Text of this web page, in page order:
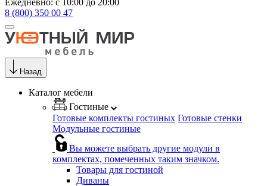
Ежедневно: с 10:00 до 20:00
8 (800) 350 00 47
Назад
Каталог мебели
Гостиные
Готовые комплекты гостиных Готовые стенки
Модульные гостиные
Вы можете выбрать другие модули в
комплектах, помеченных таким значком.
Товары для гостиной
Диваны